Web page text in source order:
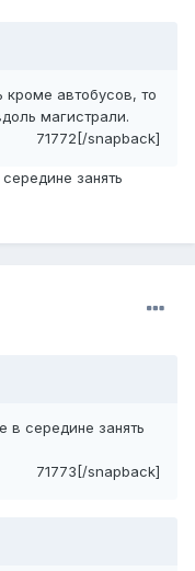
кроме автобусов, то
магистрали.
71772[/snapback]
занять
в середине занять
71773[/snapback]